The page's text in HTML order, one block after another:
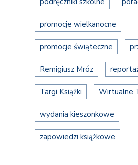
promocje wielkanocne
promocje świąteczne
Remigiusz Mróz
Targi Książki Wirtualne
wydania kieszonkowe
zapowiedzi książkowe